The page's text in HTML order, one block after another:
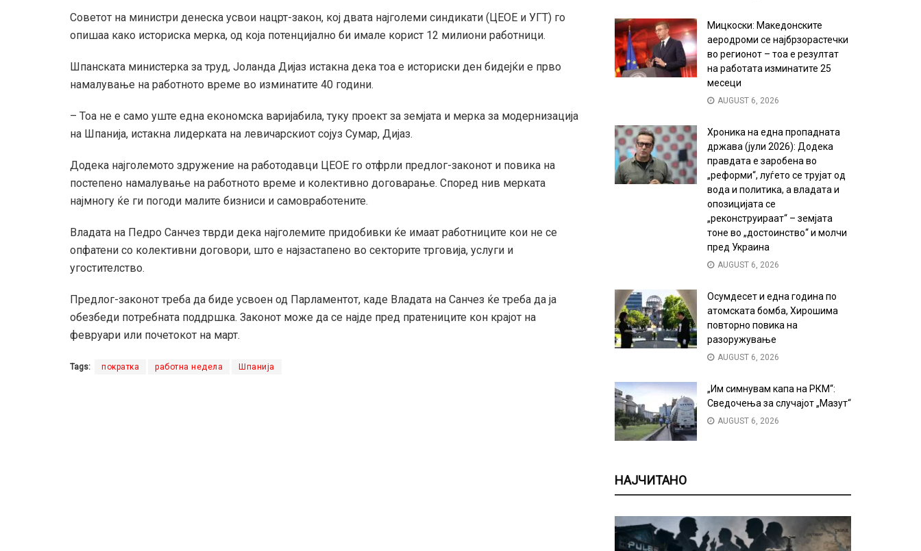
Советот на министри денеска усвои нацрт-закон, кој двата најголеми синдикати (ЦЕОЕ и УГТ) го
опишаа како историска мерка, од која потенцијално би имале корист 12 милиони работници.
Шпанската министерка за труд, Јоланда Дијаз истакна дека тоа е историски ден бидејќи е прво
намалување на работното време во изминатите 40 години.
– Тоа не е само уште една економска варијабила, туку проект за земјата и мерка за модернизација
на Шпанија, истакна лидерката на левичарскиот сојуз Сумар, Дијаз.
Додека најголемото здружение на работодавци ЦЕОЕ го отфрли предлог-законот и повика на
постепено намалување на работното време и колективно договарање. Според нив мерката
најмногу ќе ги погоди малите бизниси и самовработените.
Владата на Педро Санчез тврди дека најголемите придобивки ќе имаат работниците кои не се
опфатени со колективни договори, што е најзастапено во секторите трговија, услуги и
угостителство.
Предлог-законот треба да биде усвоен од Парламентот, каде Владата на Санчез ќе треба да ја
обезбеди потребната поддршка. Законот може да се најде пред пратениците кон крајот на
февруари или почетокот на март.
Tags: пократка работна недела Шпанија
Мицкоски: Македонските
аеродроми се најбрзорастечки
во регионот – тоа е резултат
на работата изминатите 25
месеци
AUGUST 6, 2026
Хроника на една пропадната
држава (јули 2026): Додека
правдата е заробена во
„реформи“, луѓето се трујат од
вода и политика, а владата и
опозицијата се
„реконструираат“ – земјата
тоне во „достоинство“ и молчи
пред Украина
AUGUST 6, 2026
Осумдесет и една година по
атомската бомба, Хирошима
повторно повика на
разоружување
AUGUST 6, 2026
„Им симнувам капа на РКМ“:
Сведочења за случајот „Мазут“
AUGUST 6, 2026
НАЈЧИТАНО